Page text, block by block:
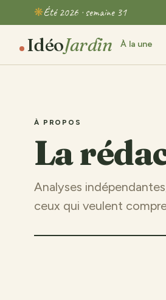
Été 2026 · semaine 31
IdéoJardin À la une
À PROPOS
La
Analyses
ceux qui veulent